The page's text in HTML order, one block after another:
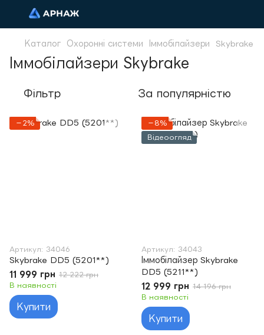
Каталог Охоронні системи Іммобілайзери Skybrake
Іммобілайзери Skybrake
Фільтр За популярністю
−2%
Артикул: 34046
Skybrake DD5 (5201**)
11 999 грн 12 222 грн
В наявності
Купити
−8%
Відеоогляд
Артикул: 34043
Іммобілайзер Skybrake
DD5 (5211**)
12 999 грн 14 196 грн
В наявності
Купити